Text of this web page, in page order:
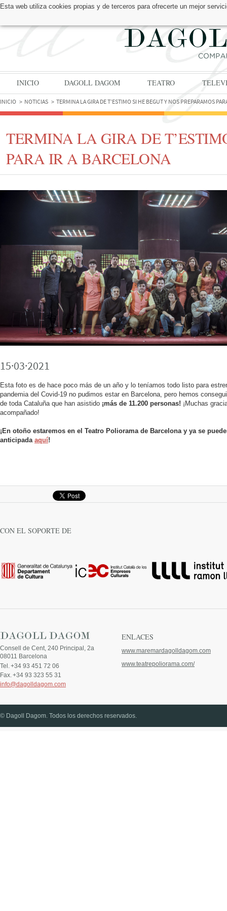
Esta web utiliza cookies propias y de terceros para ofrecerte un mejor
ENCUÉNTRANOS EN:
INICIO DAGOLL DAGOM TEATRO
INICIO NOTICIAS TERMINA LA GIRA DE T’ESTIMO SI HE BEGUT Y NOS PREPARAMOS
TERMINA LA GIRA DE
PARA IR A BARCELONA
15·03·2021
Esta foto es de hace poco más de un año y lo teníamos todo listo para
pandemia del Covid-19 no pudimos estar en Barcelona, pero hemos
de toda Cataluña que han asistido ¡más de 11.200 personas! ¡Muchas
acompañado!
¡En otoño estaremos en el Teatro Poliorama de Barcelona y ya se
anticipada aquí!
CON EL SOPORTE DE
Consell de Cent, 240 Principal, 2a
08011 Barcelona
Tel. +34 93 451 72 06
Fax. +34 93 323 55 31
info@dagolldagom.com
ENLACES
www.maremardagolldagom.com
www.teatrepoliorama.com/
© Dagoll Dagom. Todos los derechos reservados.